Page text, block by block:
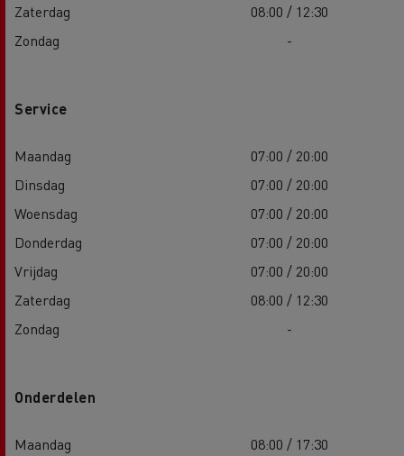
Zaterdag
08:00 / 12:30
Zondag
-
Service
Maandag
07:00 / 20:00
Dinsdag
07:00 / 20:00
Woensdag
07:00 / 20:00
Donderdag
07:00 / 20:00
Vrijdag
07:00 / 20:00
Zaterdag
08:00 / 12:30
Zondag
-
Onderdelen
Maandag
08:00 / 17:30